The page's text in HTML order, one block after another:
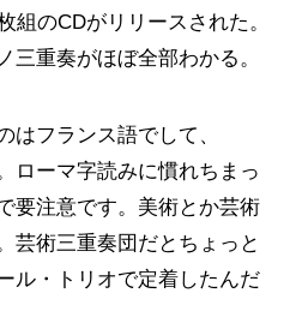
組のCDがリリースされた。
三重奏がほぼ全部わかる。
はフランス語でして、
ローマ字読みに慣れちまっ
要注意です。美術とか芸術
芸術三重奏団だとちょっと
ル・トリオで定着したんだ